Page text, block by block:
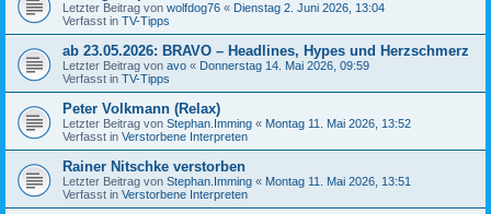
Letzter Beitrag von wolfdog76 « Dienstag 2. Juni 2026, 13:04
Verfasst in TV-Tipps
ab 23.05.2026: BRAVO – Headlines, Hypes und Herzschmerz
Letzter Beitrag von avo « Donnerstag 14. Mai 2026, 09:59
Verfasst in TV-Tipps
Peter Volkmann (Relax)
Letzter Beitrag von Stephan.Imming « Montag 11. Mai 2026, 13:52
Verfasst in Verstorbene Interpreten
Rainer Nitschke verstorben
Letzter Beitrag von Stephan.Imming « Montag 11. Mai 2026, 13:51
Verfasst in Verstorbene Interpreten